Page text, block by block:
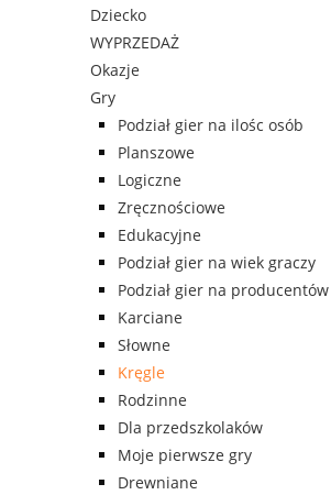
Dziecko
WYPRZEDAŻ
Okazje
Gry
Podział gier na ilośc osób
Planszowe
Logiczne
Zręcznościowe
Edukacyjne
Podział gier na wiek graczy
Podział gier na producentów
Karciane
Słowne
Kręgle
Rodzinne
Dla przedszkolaków
Moje pierwsze gry
Drewniane